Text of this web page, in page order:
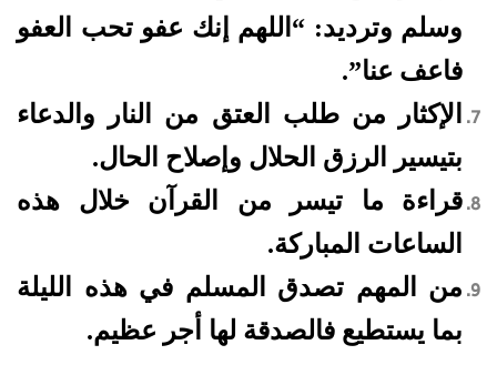
وسلم وترديد: “اللهم إنك عفو تحب العفو
فاعف عنا”.
الإكثار من طلب العتق من النار والدعاء
بتيسير الرزق الحلال وإصلاح الحال.
قراءة ما تيسر من القرآن خلال هذه
الساعات المباركة.
من المهم تصدق المسلم في هذه الليلة
بما يستطيع فالصدقة لها أجر عظيم.